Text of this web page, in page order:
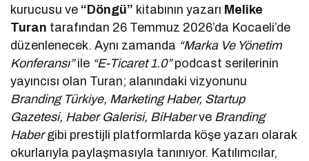
kurucusu ve “Döngü” kitabının yazarı Melike
Turan tarafından 26 Temmuz 2026’da Kocaeli’de
düzenlenecek. Aynı zamanda “Marka Ve Yönetim
Konferansı”ile “E-Ticaret 1.0”podcast serilerinin
yayıncısı olan Turan; alanındaki vizyonunu
Branding Türkiye, Marketing Haber, Startup
Gazetesi, Haber Galerisi, BiHaberve Branding
Habergibi prestijli platformlarda köşe yazarı olarak
okurlarıyla paylaşmasıyla tanınıyor. Katılımcılar,